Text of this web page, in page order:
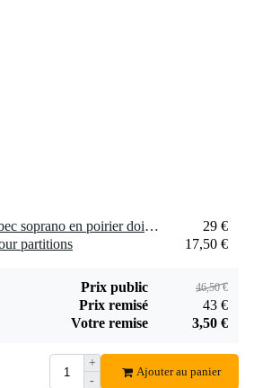
1 x Hohner Musica flute à bec soprano en poirier doigté baroque
29 €
partitions
17,50 €
Prix public 46,50 €
Prix remisé
43 €
Votre remise
3,50 €
+
-
Ajouter au panier